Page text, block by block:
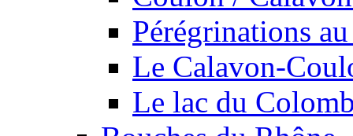
Pérégrinations
Le Calavon-
Le lac du